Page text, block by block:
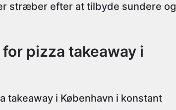
stræber efter at tilbyde sundere og
pizza takeaway i
takeaway i København i konstant